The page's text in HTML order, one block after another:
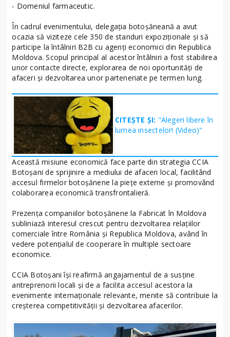
- Domeniul farmaceutic.
În cadrul evenimentului, delegația botoșăneană a avut
ocazia să viziteze cele 350 de standuri expoziționale și să
participe la întâlniri B2B cu agenți economici din Republica
Moldova. Scopul principal al acestor întâlniri a fost stabilirea
unor contacte directe, explorarea de noi oportunități de
afaceri și dezvoltarea unor parteneriate pe termen lung.
CITEȘTE ȘI: "Alegeri libere în
lumea insectelor! (Video)"
Această misiune economică face parte din strategia CCIA
Botoșani de sprijinire a mediului de afaceri local, facilitând
accesul firmelor botoșănene la piețe externe și promovând
colaborarea economică transfrontalieră.
Prezența companiilor botoșănene la Fabricat în Moldova
subliniază interesul crescut pentru dezvoltarea relațiilor
comerciale între România și Republica Moldova, având în
vedere potențialul de cooperare în multiple sectoare
economice.
CCIA Botoșani își reafirmă angajamentul de a susține
antreprenorii locali și de a facilita accesul acestora la
evenimente internaționale relevante, menite să contribuie la
creșterea competitivității și dezvoltarea afacerilor.